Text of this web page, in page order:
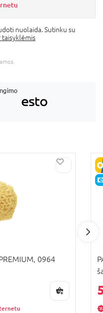
nuolaida. Sutinku su
taisyklėmis
0964